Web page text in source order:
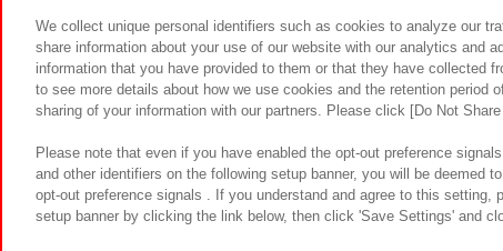
食品のご提
We collect unique personal identifiers such as cookies to analyze our
share information about your use of our website with our analytics and
information that you have provided to them or that they have collected
to see more details about how we use cookies and the retention period
sharing of your information with our partners. Please click [Do Not
Please note that even if you have enabled the opt-out preference
and other identifiers on the following setup banner, you will be deemed
opt-out preference signals . If you understand and agree to this setting,
setup banner by clicking the link below, then click 'Save Settings' and